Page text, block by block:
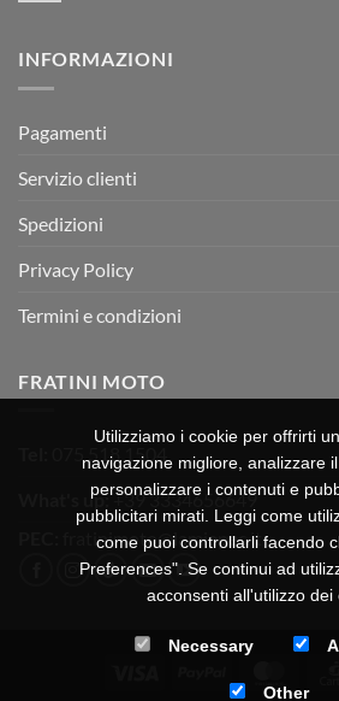
MOTOR
INFORMAZIONI
Pagamenti
Servizio clienti
Spedizioni
Privacy Policy
Termini e condizioni
FRATINI MOTO
075 518 1504
What's up: +39 3334656649
fratinimoto@lamiapec.it
Utilizziamo i cookie per offrirti
navigazione migliore, analizzare
personalizzare i contenuti e
pubblicitari mirati. Leggi come
come puoi controllarli facendo
Preferences". Se continui ad
acconsenti all'utilizzo dei
Necessary
Other